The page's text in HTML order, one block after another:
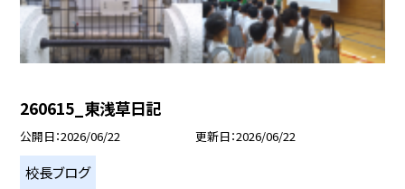
260615_東浅草日記
公開日 2026/06/22 更新日 2026/06/22
校長ブログ